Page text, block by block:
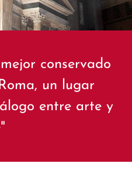
conservado
un lugar
entre arte y